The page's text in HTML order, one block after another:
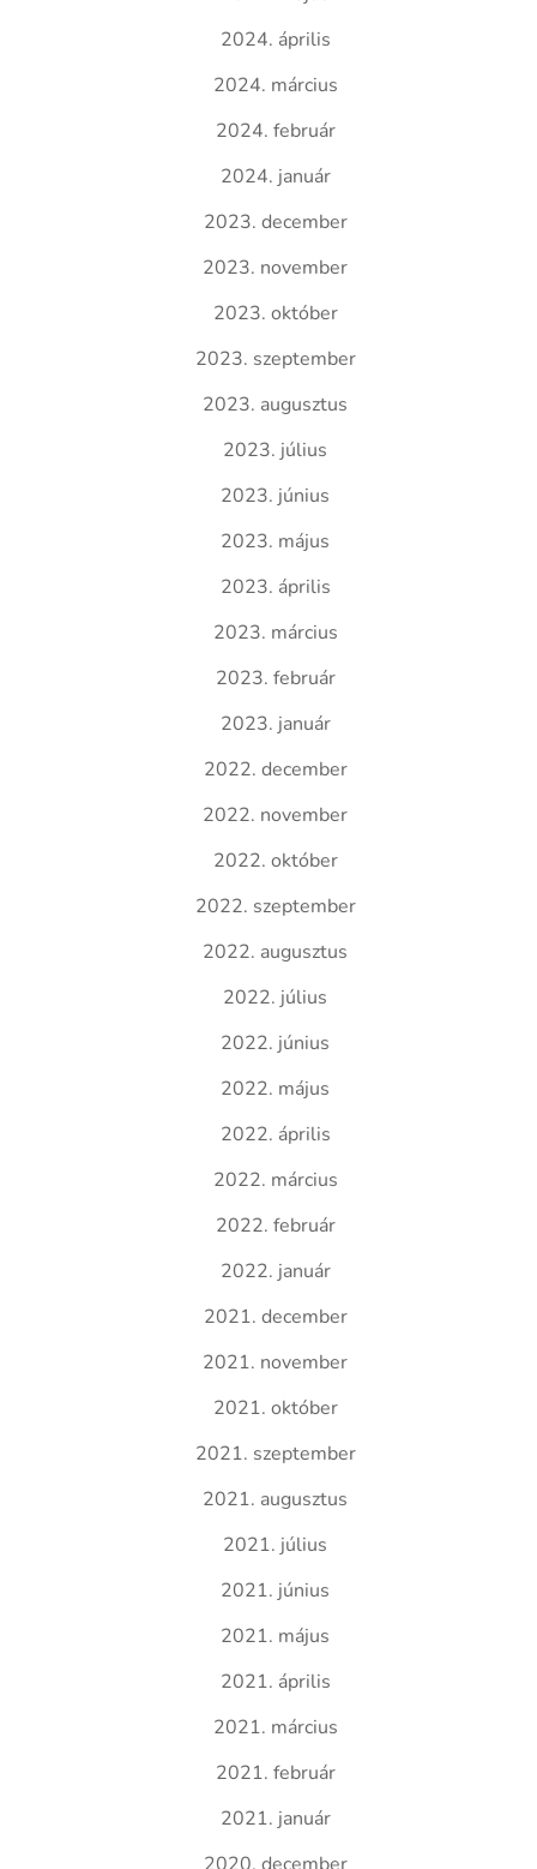
2024. április
2024. március
2024. február
2024. január
2023. december
2023. november
2023. október
2023. szeptember
2023. augusztus
2023. július
2023. június
2023. május
2023. április
2023. március
2023. február
2023. január
2022. december
2022. november
2022. október
2022. szeptember
2022. augusztus
2022. július
2022. június
2022. május
2022. április
2022. március
2022. február
2022. január
2021. december
2021. november
2021. október
2021. szeptember
2021. augusztus
2021. július
2021. június
2021. május
2021. április
2021. március
2021. február
2021. január